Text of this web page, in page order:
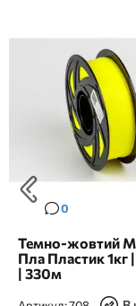
0
Темно-жовтий
Пла Пластик 1кг
| 330м